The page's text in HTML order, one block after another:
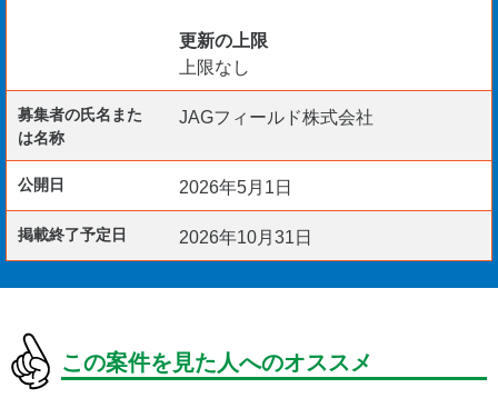
更新の上限
上限なし
募集者の氏名また
は名称
JAGフィールド株式会社
公開日 2026年5月1日
掲載終了予定日 2026年10月31日
この案件を見た人へのオススメ